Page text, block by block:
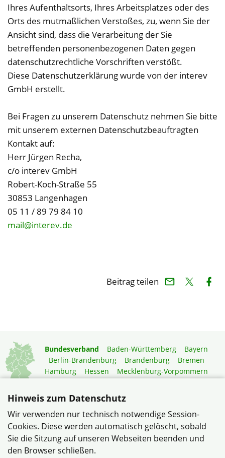
Ihres Aufenthaltsorts, Ihres Arbeitsplatzes oder des
Orts des mutmaßlichen Verstoßes, zu, wenn Sie der
Ansicht sind, dass die Verarbeitung der Sie
betreffenden personenbezogenen Daten gegen
datenschutzrechtliche Vorschriften verstößt.
Diese Datenschutzerklärung wurde von der interev
GmbH erstellt.
Bei Fragen zu unserem Datenschutz nehmen Sie bitte
mit unserem externen Datenschutzbeauftragten
Kontakt auf:
Herr Jürgen Recha,
c/o interev GmbH
Robert-Koch-Straße 55
30853 Langenhagen
05 11 / 89 79 84 10
mail@interev.de
Beitrag teilen
Bundesverband Baden-Württemberg
Bayern
Berlin-Brandenburg
Brandenburg
Bremen
Hamburg
Hessen
Mecklenburg-Vorpommern
Rheinland-Pfalz
Sachsen-Anhalt
Schleswig-Holstein
Mitgliedermagazin
Gartenberatung
© Verband Wohneigentum e.V. |
Hinweis zum Datenschutz
Wir verwenden nur technisch notwendige Session-
Cookies. Diese werden automatisch gelöscht, sobald
Sie die Sitzung auf unseren Webseiten beenden und
den Browser schließen.